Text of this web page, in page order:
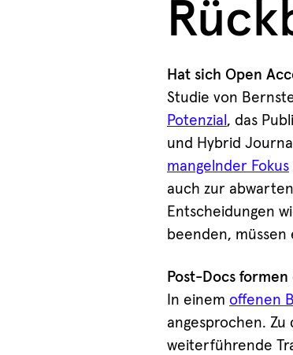
Hat sich Open
Studie von
Potenzial , das
und Hybrid
mangelnder Fokus
auch zur
Entscheidungen
beenden,
Post-Docs
In einem offenen
angesprochen. Zu
weiterführende